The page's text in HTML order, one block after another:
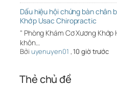
Dấu hiệu hội chứng bàn chân
Khớp Usac Chiropractic
" Phòng Khám Cơ Xương
khôn…
Bởi uyenuyen01 ,10 giờ trước
Thẻ chủ đề